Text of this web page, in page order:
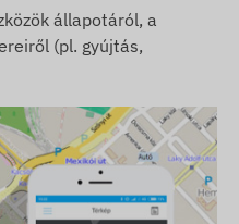
állapotáról, a
(pl. gyújtás,